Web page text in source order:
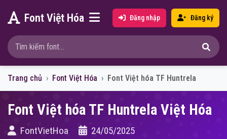
Font Việt Hóa Đăng nhập Đăng ký
Trang chủ Font Việt Hóa Font Việt hóa TF Huntrela
Font Việt hóa TF Huntrela Việt Hóa
FontVietHoa 24/05/2025